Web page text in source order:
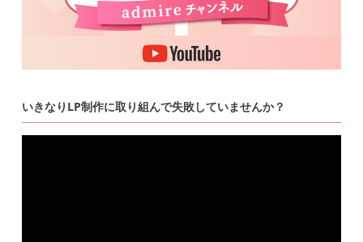
いきなりLP制作に取り組んで失敗していませんか？
動